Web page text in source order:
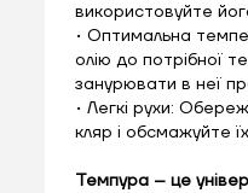
використовуйте
• Оптимальна
олію до потрібної
занурювати в неї
• Легкі рухи:
кляр і обсмажуйте
Темпура – це